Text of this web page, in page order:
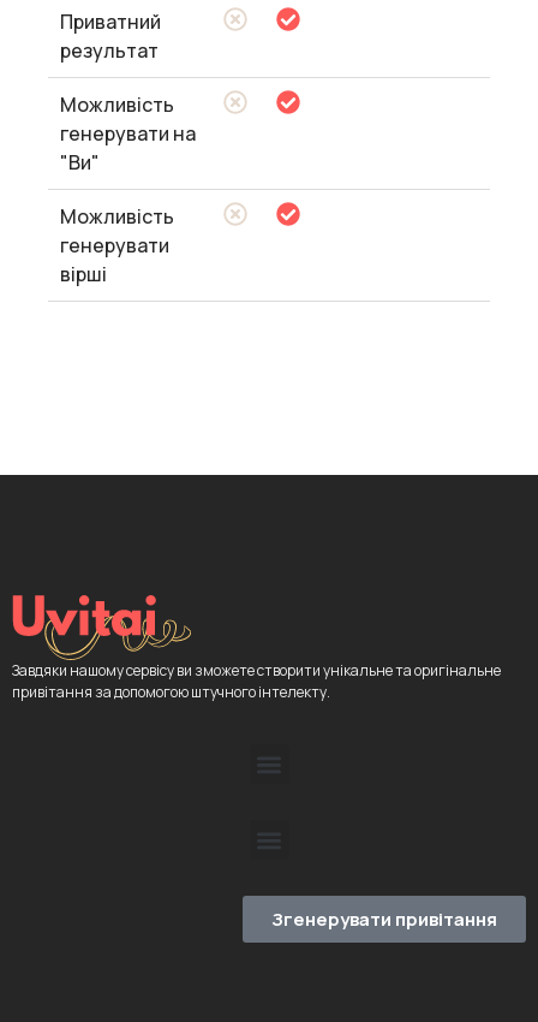
Приватний
результат
Можливість
генерувати на
"Ви"
Можливість
генерувати
вірші
Завдяки нашому сервісу ви зможете створити унікальне та оригінальне
привітання за допомогою штучного інтелекту.
Згенерувати привітання